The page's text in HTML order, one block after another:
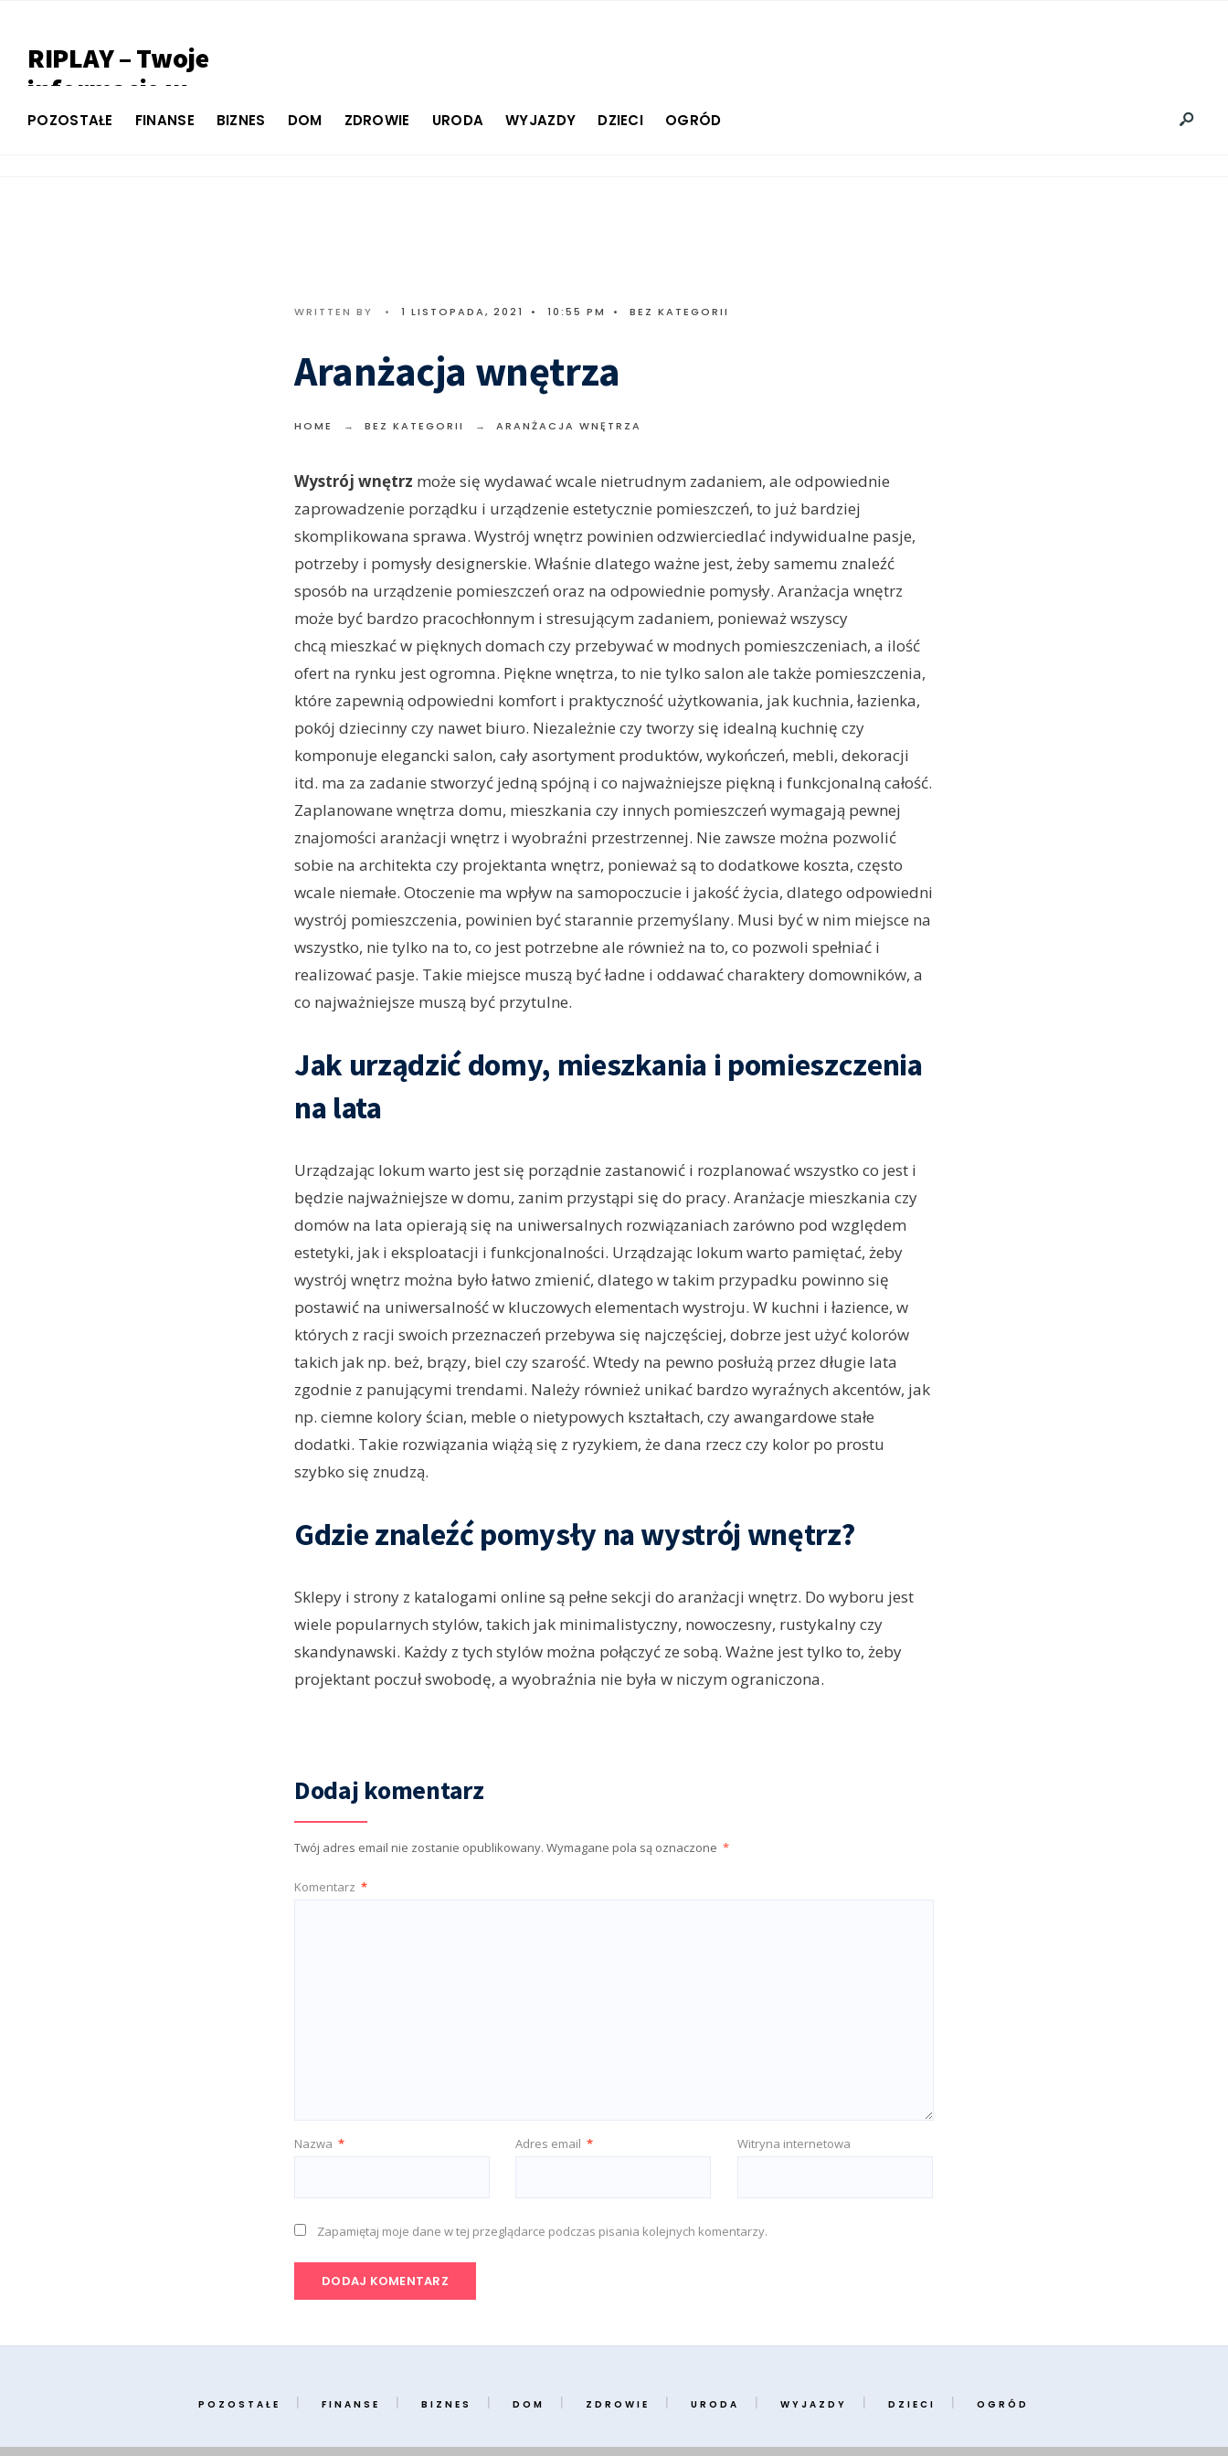
RIPLAY – Twoje
informacje w
jednym miejscu
POZOSTAŁE FINANSE BIZNES DOM ZDROWIE URODA WYJAZDY DZIECI OGRÓD
WRITTEN BY • 1 LISTOPADA, 2021 • 10:55 PM • BEZ KATEGORII
Aranżacja wnętrza
HOME BEZ KATEGORII ARANŻACJA WNĘTRZA
Wystrój wnętrz może się wydawać wcale nietrudnym zadaniem, ale odpowiednie
zaprowadzenie porządku i urządzenie estetycznie pomieszczeń, to już bardziej
skomplikowana sprawa. Wystrój wnętrz powinien odzwierciedlać indywidualne pasje,
potrzeby i pomysły designerskie. Właśnie dlatego ważne jest, żeby samemu znaleźć
sposób na urządzenie pomieszczeń oraz na odpowiednie pomysły. Aranżacja wnętrz
może być bardzo pracochłonnym i stresującym zadaniem, ponieważ wszyscy
chcą mieszkać w pięknych domach czy przebywać w modnych pomieszczeniach, a ilość
ofert na rynku jest ogromna. Piękne wnętrza, to nie tylko salon ale także pomieszczenia,
które zapewnią odpowiedni komfort i praktyczność użytkowania, jak kuchnia, łazienka,
pokój dziecinny czy nawet biuro. Niezależnie czy tworzy się idealną kuchnię czy
komponuje elegancki salon, cały asortyment produktów, wykończeń, mebli, dekoracji
itd. ma za zadanie stworzyć jedną spójną i co najważniejsze piękną i funkcjonalną całość.
Zaplanowane wnętrza domu, mieszkania czy innych pomieszczeń wymagają pewnej
znajomości aranżacji wnętrz i wyobraźni przestrzennej. Nie zawsze można pozwolić
sobie na architekta czy projektanta wnętrz, ponieważ są to dodatkowe koszta, często
wcale niemałe. Otoczenie ma wpływ na samopoczucie i jakość życia, dlatego odpowiedni
wystrój pomieszczenia, powinien być starannie przemyślany. Musi być w nim miejsce na
wszystko, nie tylko na to, co jest potrzebne ale również na to, co pozwoli spełniać i
realizować pasje. Takie miejsce muszą być ładne i oddawać charaktery domowników, a
co najważniejsze muszą być przytulne.
Jak urządzić domy, mieszkania i pomieszczenia
na lata
Urządzając lokum warto jest się porządnie zastanowić i rozplanować wszystko co jest i
będzie najważniejsze w domu, zanim przystąpi się do pracy. Aranżacje mieszkania czy
domów na lata opierają się na uniwersalnych rozwiązaniach zarówno pod względem
estetyki, jak i eksploatacji i funkcjonalności. Urządzając lokum warto pamiętać, żeby
wystrój wnętrz można było łatwo zmienić, dlatego w takim przypadku powinno się
postawić na uniwersalność w kluczowych elementach wystroju. W kuchni i łazience, w
których z racji swoich przeznaczeń przebywa się najczęściej, dobrze jest użyć kolorów
takich jak np. beż, brązy, biel czy szarość. Wtedy na pewno posłużą przez długie lata
zgodnie z panującymi trendami. Należy również unikać bardzo wyraźnych akcentów, jak
np. ciemne kolory ścian, meble o nietypowych kształtach, czy awangardowe stałe
dodatki. Takie rozwiązania wiążą się z ryzykiem, że dana rzecz czy kolor po prostu
szybko się znudzą.
Gdzie znaleźć pomysły na wystrój wnętrz?
Sklepy i strony z katalogami online są pełne sekcji do aranżacji wnętrz. Do wyboru jest
wiele popularnych stylów, takich jak minimalistyczny, nowoczesny, rustykalny czy
skandynawski. Każdy z tych stylów można połączyć ze sobą. Ważne jest tylko to, żeby
projektant poczuł swobodę, a wyobraźnia nie była w niczym ograniczona.
Dodaj komentarz
Twój adres email nie zostanie opublikowany. Wymagane pola są oznaczone *
Komentarz *
Nazwa * Adres email * Witryna internetowa
Zapamiętaj moje dane w tej przeglądarce podczas pisania kolejnych komentarzy.
POZOSTAŁE FINANSE BIZNES DOM ZDROWIE URODA WYJAZDY DZIECI OGRÓD